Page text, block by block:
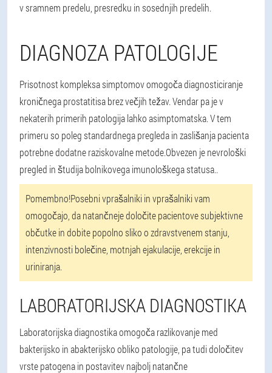
v sramnem predelu, presredku in sosednjih predelih.
DIAGNOZA PATOLOGIJE
Prisotnost kompleksa simptomov omogoča diagnosticiranje
kroničnega prostatitisa brez večjih težav. Vendar pa je v
nekaterih primerih patologija lahko asimptomatska. V tem
primeru so poleg standardnega pregleda in zaslišanja pacienta
potrebne dodatne raziskovalne metode.Obvezen je nevrološki
pregled in študija bolnikovega imunološkega statusa..
Pomembno!Posebni vprašalniki in vprašalniki vam
omogočajo, da natančneje določite pacientove subjektivne
občutke in dobite popolno sliko o zdravstvenem stanju,
intenzivnosti bolečine, motnjah ejakulacije, erekcije in
uriniranja.
LABORATORIJSKA DIAGNOSTIKA
Laboratorijska diagnostika omogoča razlikovanje med
bakterijsko in abakterijsko obliko patologije, pa tudi določitev
vrste patogena in postavitev najbolj natančne